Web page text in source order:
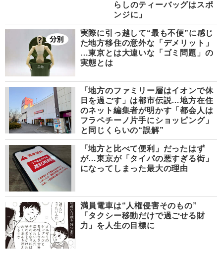
らしのティーバッグはスポ
ンジに」
実際に引っ越して“最も不便”に感じ
た地方移住の意外な「デメリット」
…東京とは大違いな「ゴミ問題」の
実態とは
「地方のファミリー層はイオンで休
日を過ごす」は都市伝説…地方在住
のネット編集者が明かす「都会人は
フラペチーノ片手にショッピング」
と同じくらいの“誤解”
「地方と比べて便利」だったはず
が…東京が「タイパの悪すぎる街」
になってしまった最大の理由
満員電車は“人権侵害そのもの”
「タクシー移動だけで過ごせる財
力」を人生の目標に